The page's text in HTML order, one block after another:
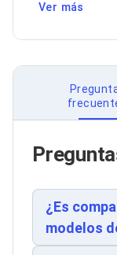
Discos Duros
Accesorios para
Almacenamiento
Discos Duros
Discos Duros
Monitores
Soportes para
Monitores
Filtros de
Accesorios para
Estaciones de
Memorias RAM y
Memorias RAM
dispositivos
específico.
Ver más
¿Es
modelos